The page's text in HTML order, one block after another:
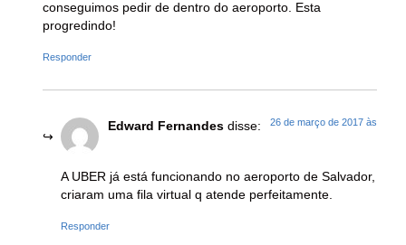
conseguimos pedir de dentro do aeroporto. Esta
progredindo!
Responder
Edward Fernandes disse: 26 de março de 2017 às
A UBER já está funcionando no aeroporto de Salvador,
criaram uma fila virtual q atende perfeitamente.
Responder